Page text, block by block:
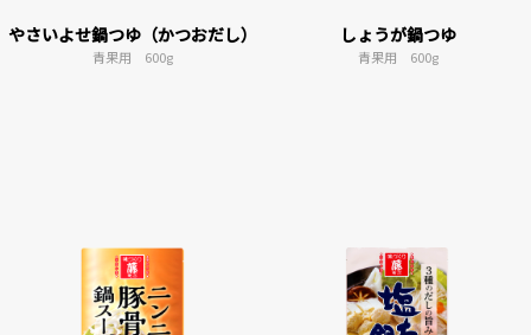
やさいよせ鍋つゆ（かつおだし）
青果用 600g
しょうが鍋つゆ
青果用 600g